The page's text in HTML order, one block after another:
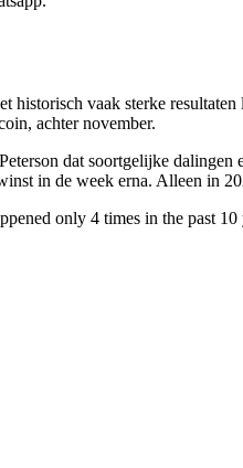
vaak sterke
achter november.
dat soortgelijke
in de week erna. Alleen in
only 4 times in the past 10